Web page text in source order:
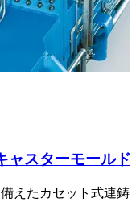
ャスターモールド
えたカセット式連鋳